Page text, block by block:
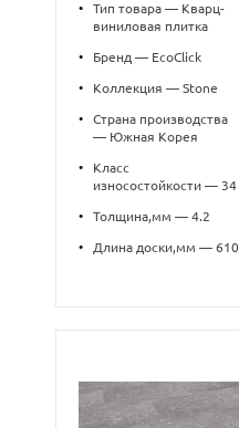
•
Тип товара — Кварц-
виниловая плитка
• Бренд — EcoClick
• Коллекция — Stone
•
Страна производства
— Южная Корея
•
Класс
износостойкости — 34
• Толщина,мм — 4.2
• Длина доски,мм — 610